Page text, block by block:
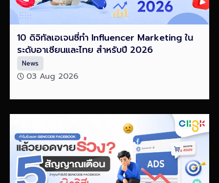
10 ดิจิทัลเอเจนซี่ทำ Influencer Marketing ใน
ระดับอาเซียนและไทย สำหรับปี 2026
News
03 Aug 2026